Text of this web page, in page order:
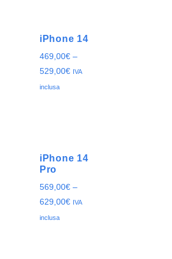
iPhone 14
469,00€ –
529,00€ IVA
inclusa
iPhone 14
Pro
569,00€ –
629,00€ IVA
inclusa